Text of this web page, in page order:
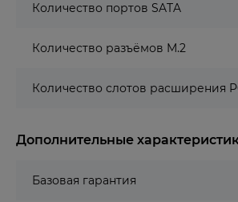
Количество портов SATA
Количество разъёмов M.2
Количество слотов расширения
Дополнительные
Базовая гарантия